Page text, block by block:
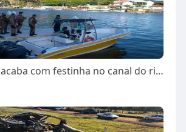
Polícia Militar acaba com festinha no canal do rio Camboriú em Balneário Camboriú